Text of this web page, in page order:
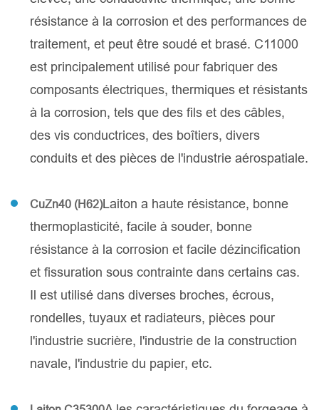
résistance à la corrosion et des performances de
traitement, et peut être soudé et brasé. C11000
est principalement utilisé pour fabriquer des
composants électriques, thermiques et résistants
à la corrosion, tels que des fils et des câbles,
des vis conductrices, des boîtiers, divers
conduits et des pièces de l'industrie aérospatiale.
CuZn40 (H62)Laiton a haute résistance, bonne
thermoplasticité, facile à souder, bonne
résistance à la corrosion et facile dézincification
et fissuration sous contrainte dans certains cas.
Il est utilisé dans diverses broches, écrous,
rondelles, tuyaux et radiateurs, pièces pour
l'industrie sucrière, l'industrie de la construction
navale, l'industrie du papier, etc.